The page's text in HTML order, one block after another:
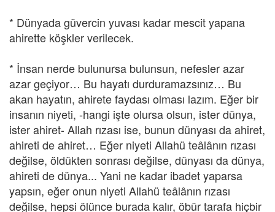
* Dünyada güvercin yuvası kadar mescit yapana
ahirette köşkler verilecek.
* İnsan nerde bulunursa bulunsun, nefesler azar
azar geçiyor… Bu hayatı durduramazsınız… Bu
akan hayatın, ahirete faydası olması lazım. Eğer bir
insanın niyeti, -hangi işte olursa olsun, ister dünya,
ister ahiret- Allah rızası ise, bunun dünyası da ahiret,
ahireti de ahiret… Eğer niyeti Allahü teâlânın rızası
değilse, öldükten sonrası değilse, dünyası da dünya,
ahireti de dünya... Yani ne kadar ibadet yaparsa
yapsın, eğer onun niyeti Allahü teâlânın rızası
değilse, hepsi ölünce burada kalır, öbür tarafa hiçbir